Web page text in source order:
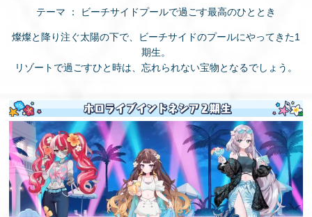
テーマ ： ビーチサイドプールで過ごす最高のひととき
燦燦と降り注ぐ太陽の下で、ビーチサイドのプールにやってきた1
期生。
リゾートで過ごすひと時は、忘れられない宝物となるでしょう。